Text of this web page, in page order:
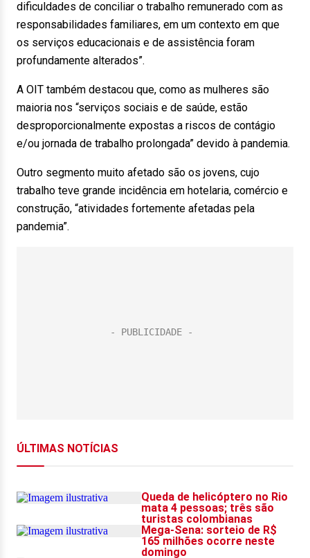
dificuldades de conciliar o trabalho remunerado com as
responsabilidades familiares, em um contexto em que
os serviços educacionais e de assistência foram
profundamente alterados”.
A OIT também destacou que, como as mulheres são
maioria nos “serviços sociais e de saúde, estão
desproporcionalmente expostas a riscos de contágio
e/ou jornada de trabalho prolongada” devido à pandemia.
Outro segmento muito afetado são os jovens, cujo
trabalho teve grande incidência em hotelaria, comércio e
construção, “atividades fortemente afetadas pela
pandemia”.